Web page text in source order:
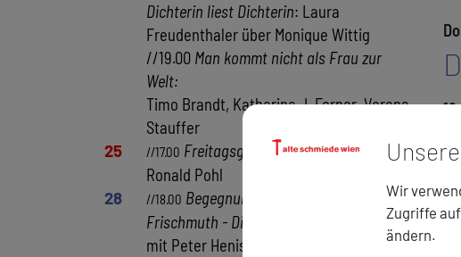
Dichterin liest Dichterin: Laura
Freudenthaler über Monique Wittig
//19.00 Man kommt nicht als Frau zur
Welt:
Timo Brandt, Katharina J. Ferner, Verena
Stauffer
25
//17.00 Freitagsgespräch: Franz Koglmann,
Ronald Pohl
28
//18.00 Begegnungen mit Barbara
Frischmuth - Dichter liest Dichterin:
mit Peter Henisch
Wir
Zugriffe
ändern.